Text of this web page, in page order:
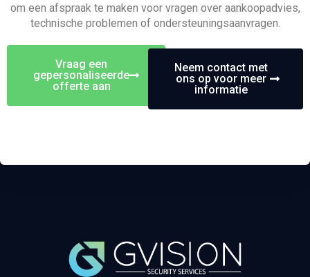
om een afspraak te maken voor vragen over aankoopadvies,
technische problemen of ondersteuningsaanvragen.
Vraag een
gepersonaliseerde
offerte aan
Neem contact met
ons op voor meer
informatie